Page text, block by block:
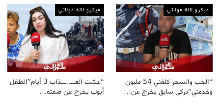
ميكرو لالة مولاتي
“الحب والسحر كلفني 54 مليون
وخدمتي”دركي سابق يخرج عن…
ميكرو لالة مولاتي
“عشت العــ..ــذاب 3 أيام”الطفل
أيوب يخرج عن صمته…